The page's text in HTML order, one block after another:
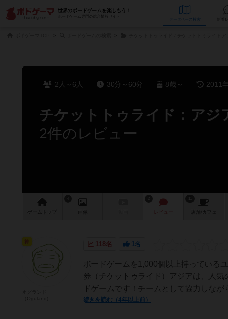
世界のボードゲームを楽しもう！
ボードゲーム専門の総合情報サイト
データベース
2人～6人 30分～60分 8歳～ 2011
チケットトゥライド：アジ
2件のレビュー
ゲーム 画像 レビュー 店舗/ カフェ
118名 1名
ボードゲームを1,000個以上持っている
券（チケットゥライド）アジアは、人
ドゲームです！チームとして協力しな
続きを読む（4年以上前）